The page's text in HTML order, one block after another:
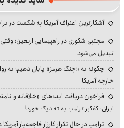
آشکارترین اعتراف آمریکا به شکست در
مجتبی شکوری در راهپیمایی اربعین؛
تبدیل می‌شود
چگونه به «جنگ هرمز» پایان دهیم؛ به
خارجه آمریکا
فراخوان دریافت ایده‌های «خلاقانه و
ایران؛ کفگیر ترامپ به ته دیگ خورد!
ترامپ در حال تکرار کارزار فاجعه‌بار